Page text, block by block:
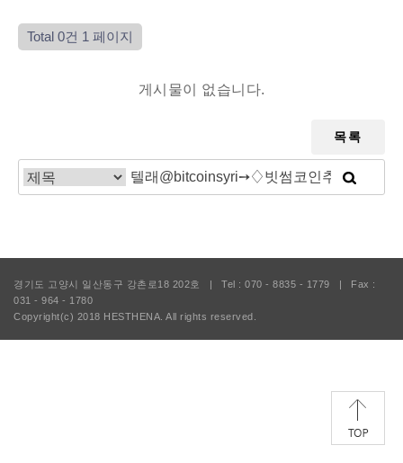
Total 0건 1 페이지
게시물이 없습니다.
목록
경기도 고양시 일산동구 강촌로18 202호 | Tel : 070 - 8835 - 1779 |
Fax :
031 - 964 - 1780
Copyright(c) 2018 HESTHENA. All rights reserved.